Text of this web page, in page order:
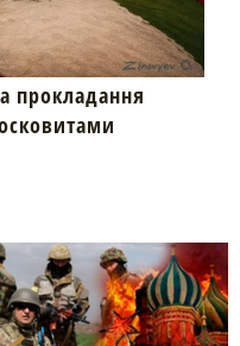
прокладання